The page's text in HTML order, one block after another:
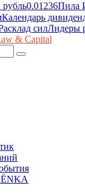
рубль0.01236Пила
Календарь
силЛидеры
& Capital